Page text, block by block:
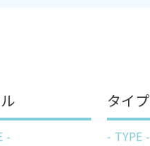
タイプ
TYPE